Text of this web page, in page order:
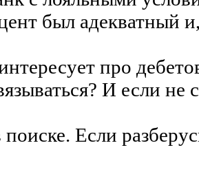
был адекватный
про
И если не
Если